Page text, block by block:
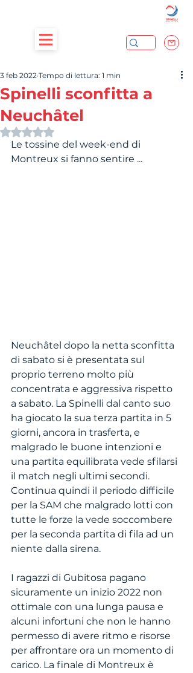
Spinelli sconfitta a
Neuchâtel
3 feb 2022 Tempo di lettura: 1 min
Valutazione NaN stelle su 5.
Le tossine del week-end di
Montreux si fanno sentire ...
Neuchâtel dopo la netta sconfitta
di sabato si è presentata sul
proprio terreno molto più
concentrata e aggressiva rispetto
a sabato. La Spinelli dal canto suo
ha giocato la sua terza partita in 5
giorni, ancora in trasferta, e
malgrado le buone intenzioni e
una partita equilibrata vede sfilarsi
il match negli ultimi secondi.
Continua quindi il periodo difficile
per la SAM che malgrado lotti con
tutte le forze la vede soccombere
per la seconda partita di fila ad un
niente dalla sirena.
I ragazzi di Gubitosa pagano
sicuramente un inizio 2022 non
ottimale con una lunga pausa e
alcuni infortuni che non le hanno
permesso di avere ritmo e risorse
per affrontare ora un momento di
carico. La finale di Montreux è